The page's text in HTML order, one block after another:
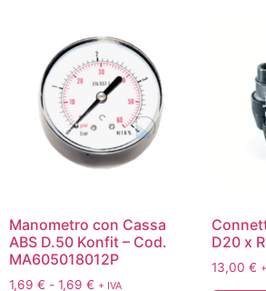
Manometro con Cassa
ABS D.50 Konfit – Cod.
MA605018012P
1,69 € - 1,69 € + IVA
D20 x
13,00 €